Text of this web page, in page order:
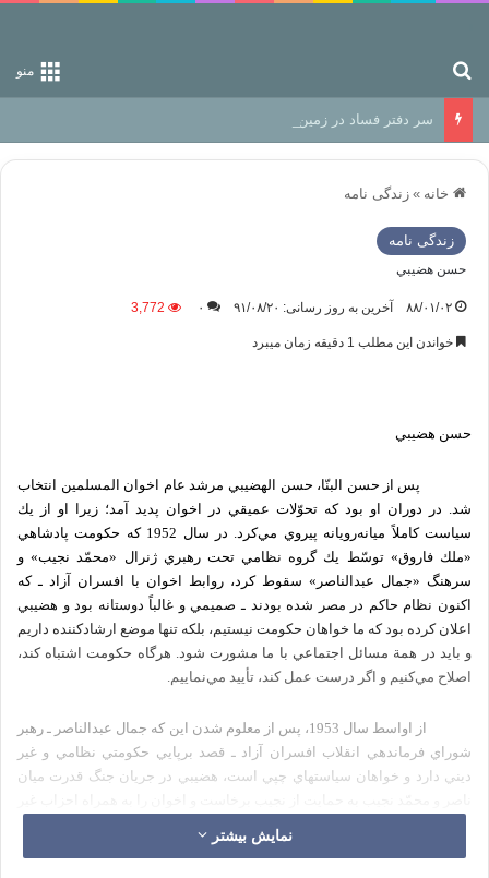
منو
سر دفتر فساد در زمین‌، دوری وکناره‌گیری از راه خداست‌!
خانه » زندگی نامه
زندگی نامه
حسن‌ هضيبي‌
۸۸/۰۱/۰۲ آخرین به روز رسانی: ۹۱/۰۸/۲۰ ۰ 3,772
خواندن این مطلب 1 دقیقه زمان میبرد
حسن‌ هضيبي‌
پس‌ از حسن‌ البنّا، حسن‌ الهضيبي‌ مرشد عام‌ اخوان‌ المسلمين‌ انتخاب‌
شد. در دوران‌ او بود كه‌ تحوّلات‌ عميقي‌ در اخوان‌ پديد آمد؛ زيرا او از يك‌
سياست‌ كاملاً ميانه‌رويانه‌ پيروي‌ مي‌كرد. در سال‌ 1952 كه‌ حكومت‌ پادشاهي‌
«ملك‌ فاروق‌» توسّط‌ يك‌ گروه‌ نظامي‌ تحت‌ رهبري‌ ژنرال‌ «محمّد نجيب‌» و
سرهنگ‌ «جمال‌ عبدالناصر» سقوط‌ كرد، روابط‌ اخوان‌ با افسران‌ آزاد ـ كه‌
اكنون‌ نظام‌ حاكم‌ در مصر شده‌ بودند ـ صميمي‌ و غالباً دوستانه‌ بود و هضيبي‌
اعلان‌ كرده‌ بود كه‌ ما خواهان‌ حكومت‌ نيستيم‌، بلكه‌ تنها موضع‌ ارشادكننده‌ داريم‌
و بايد در همة‌ مسائل‌ اجتماعي‌ با ما مشورت‌ شود. هرگاه‌ حكومت‌ اشتباه‌ كند،
اصلاح‌ مي‌كنيم‌ و اگر درست‌ عمل‌ كند، تأييد مي‌نماييم‌.
از اواسط‌ سال‌ 1953، پس‌ از معلوم‌ شدن‌ اين‌ كه‌ جمال‌ عبدالناصر ـ رهبر
شوراي‌ فرماندهي‌ انقلاب‌ افسران‌ آزاد ـ قصد برپايي‌ حكومتي‌ نظامي‌ و غير
ديني‌ دارد و خواهان‌ سياستهاي‌ چپي‌ است‌، هضيبي‌ در جريان‌ جنگ‌ قدرت‌ ميان‌
قانوني‌ در تظاهرات‌ به‌ نفع‌ تشكيل‌ يك‌ دولت‌ غير نظامي‌ شركت‌ داد.
سال‌ بود كه‌ سيد قطب‌ رسماً به‌ اخوان‌ پيوست‌ و تأليفاتش‌ را در خدمت‌ اين‌
نمایش بیشتر